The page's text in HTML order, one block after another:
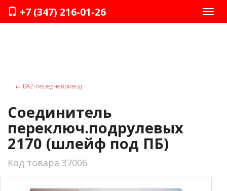
+7 (347) 216-01-26
← ВАZ-переднепривод
Соединитель
переключ.подрулевых
2170 (шлейф под ПБ)
Код товара 37006